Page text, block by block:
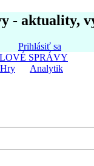
- aktuality,
Prihlásiť sa
SPRÁVY
Hry Analytik